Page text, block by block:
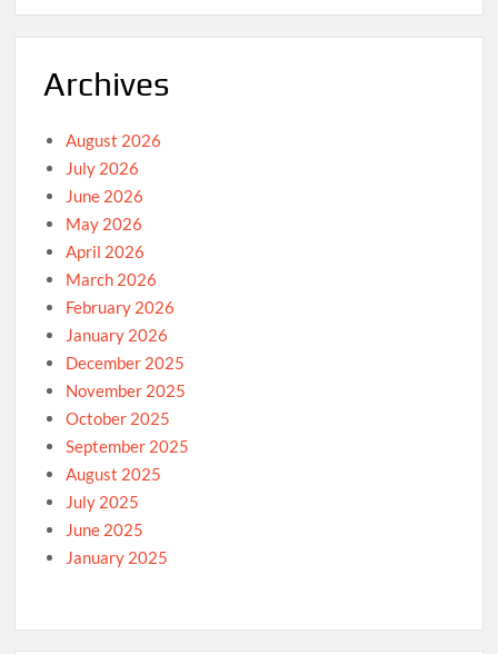
Archives
August 2026
July 2026
June 2026
May 2026
April 2026
March 2026
February 2026
January 2026
December 2025
November 2025
October 2025
September 2025
August 2025
July 2025
June 2025
January 2025